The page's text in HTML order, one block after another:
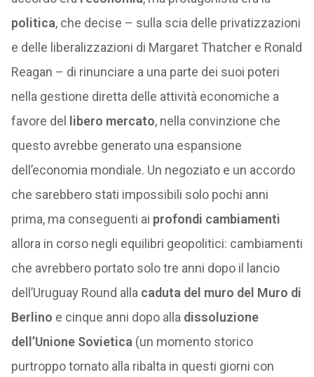
politica, che decise – sulla scia delle privatizzazioni
e delle liberalizzazioni di Margaret Thatcher e Ronald
Reagan – di rinunciare a una parte dei suoi poteri
nella gestione diretta delle attività economiche a
favore del
libero mercato, nella convinzione che
questo avrebbe generato una espansione
dell’economia mondiale. Un negoziato e un accordo
che sarebbero stati impossibili solo pochi anni
prima, ma conseguenti ai profondi cambiamenti
allora in corso negli equilibri geopolitici: cambiamenti
che avrebbero portato solo tre anni dopo il lancio
dell’Uruguay Round alla caduta del muro del Muro di
Berlino e cinque anni dopo alla dissoluzione
dell’Unione Sovietica (un momento storico
purtroppo tornato alla ribalta in questi giorni con